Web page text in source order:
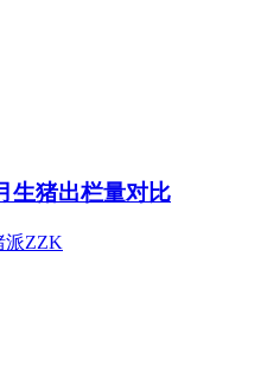
生猪出栏量对比
派ZZK